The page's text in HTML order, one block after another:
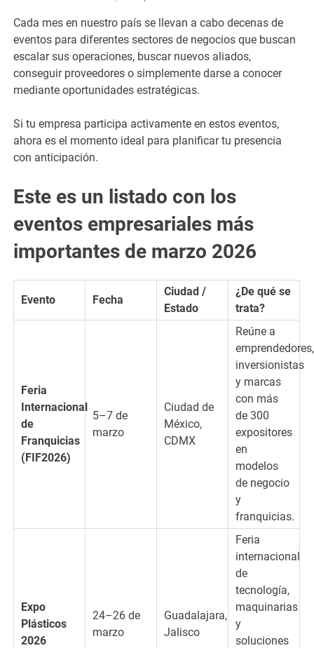
Cada mes en nuestro país se llevan a cabo decenas de
eventos para diferentes sectores de negocios que buscan
escalar sus operaciones, buscar nuevos aliados,
conseguir proveedores o simplemente darse a conocer
mediante oportunidades estratégicas.
Si tu empresa participa activamente en estos eventos,
ahora es el momento ideal para planificar tu presencia
con anticipación.
Este es un listado con los
eventos empresariales más
importantes de marzo 2026
Evento Fecha
Ciudad /
Estado
¿De qué se
trata?
Feria
Internacional
de
Franquicias
(FIF2026)
5–7 de
marzo
Ciudad de
México,
CDMX
Reúne a
emprendedores,
inversionistas
y marcas
con más
de 300
expositores
en
modelos
de negocio
y
franquicias.
Expo
Plásticos
2026
24–26 de
marzo
Guadalajara,
Jalisco
Feria
internacional
de
tecnología,
maquinarias
y
soluciones